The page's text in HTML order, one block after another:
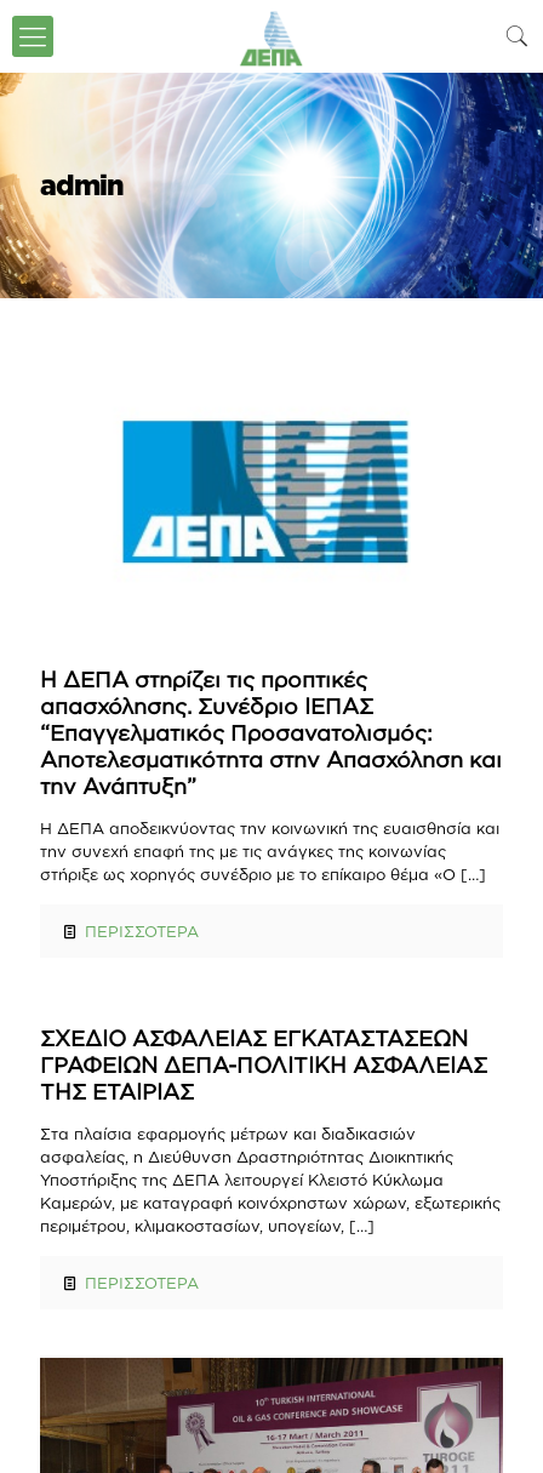
admin
Η ΔΕΠΑ στηρίζει τις προπτικές
απασχόλησης. Συνέδριο ΙΕΠΑΣ
“Επαγγελματικός Προσανατολισμός:
Αποτελεσματικότητα στην Απασχόληση και
την Ανάπτυξη”
Η ΔΕΠΑ αποδεικνύοντας την κοινωνική της ευαισθησία και
την συνεχή επαφή της με τις ανάγκες της κοινωνίας
στήριξε ως χορηγός συνέδριο με το επίκαιρο θέμα «Ο […]
ΠΕΡΙΣΣΟΤΕΡΑ
ΣΧΕΔΙΟ ΑΣΦΑΛΕΙΑΣ ΕΓΚΑΤΑΣΤΑΣΕΩΝ
ΓΡΑΦΕΙΩΝ ΔΕΠΑ-ΠΟΛΙΤΙΚΗ ΑΣΦΑΛΕΙΑΣ
ΤΗΣ ΕΤΑΙΡΙΑΣ
Στα πλαίσια εφαρμογής μέτρων και διαδικασιών
ασφαλείας, η Διεύθυνση Δραστηριότητας Διοικητικής
Υποστήριξης της ΔΕΠΑ λειτουργεί Κλειστό Κύκλωμα
Καμερών, με καταγραφή κοινόχρηστων χώρων, εξωτερικής
περιμέτρου, κλιμακοστασίων, υπογείων, […]
ΠΕΡΙΣΣΟΤΕΡΑ